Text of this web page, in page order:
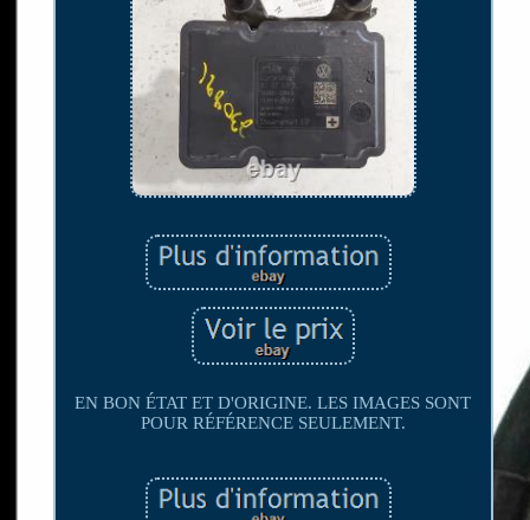
EN BON ÉTAT ET D'ORIGINE. LES IMAGES SONT
POUR RÉFÉRENCE SEULEMENT.